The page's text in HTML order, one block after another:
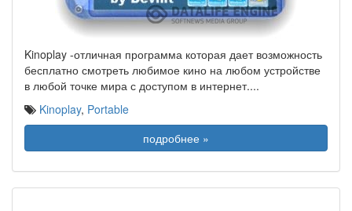
Kinoplay -отличная программа которая дает возможность
бесплатно смотреть любимое кино на любом устройстве
в любой точке мира с доступом в интернет....
Kinoplay, Portable
подробнее »